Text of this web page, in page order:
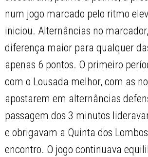
num jogo marcado pelo ritmo
iniciou. Alternâncias no
diferença maior para qualquer
apenas 6 pontos. O primeiro
com o Lousada melhor, com as
apostarem em alternâncias
passagem dos 3 minutos
e obrigavam a Quinta dos
encontro. O jogo continuava